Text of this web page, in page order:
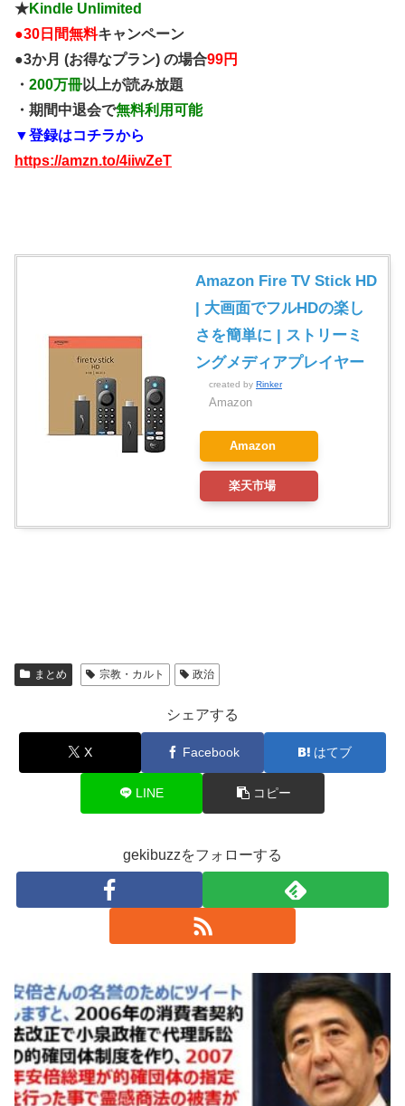
★Kindle Unlimited
●30日間無料キャンペーン
●3か月 (お得なプラン) の場合99円
・ 200万冊以上が読み放題
・期間中退会で無料利用可能
▼登録はコチラから
https://amzn.to/4iiwZeT
Amazon Fire TV Stick HD
| 大画面でフルHDの楽し
さを簡単に | ストリーミ
ングメディアプレイヤー
created by Rinker
Amazon
Amazon
楽天市場
まとめ 宗教・カルト 政治
シェアする
X Facebook はてブ
LINE コピー
gekibuzzをフォローする